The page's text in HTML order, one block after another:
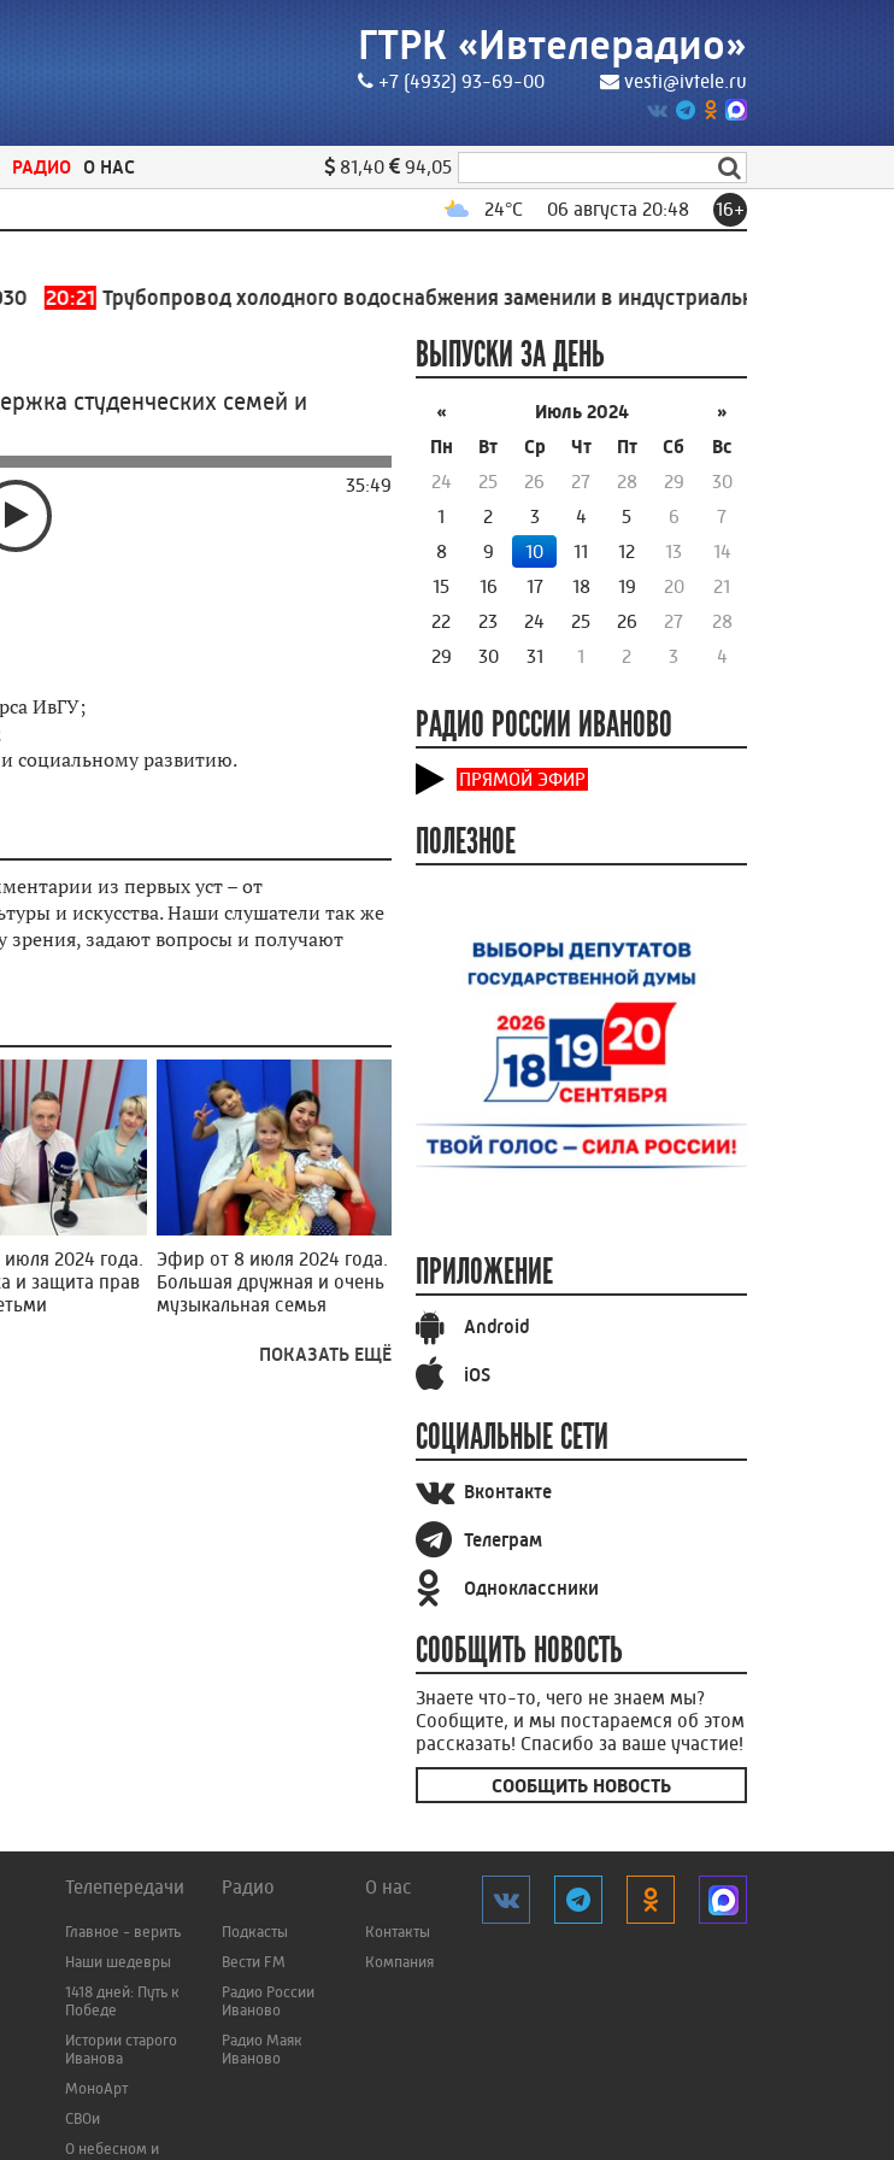
ГТРК «Ивтелерадио»
+7 (4932) 93-69-00 vesti@ivtele.ru
РАДИО О НАС 81,40
94,05
24°C 06 августа 20:48 16+
20:21 Трубопровод холодного водоснабжения заменили в индустриальном парке Родники
студенческих семей и
35:49
ИвГУ;
социальному развитию.
из первых уст – от
и искусства. Наши слушатели так же
зрения, задают вопросы и получают
2024 года.
и защита прав
Эфир от 8 июля 2024 года.
Большая дружная и очень
музыкальная семья
ПОКАЗАТЬ ЕЩЁ
ВЫПУСКИ ЗА ДЕНЬ
« Июль 2024
»
Пн
Вт Ср Чт Пт Сб
Вс
24
25 26 27 28 29
30
1
2 3 4 5 6
7
8
9 10 11 12 13
14
15
16 17 18 19 20
21
22
23 24 25 26 27
28
29
30 31 1 2 3 4
РАДИО РОССИИ ИВАНОВО
ПРЯМОЙ ЭФИР
ПОЛЕЗНОЕ
ПРИЛОЖЕНИЕ
Android
iOS
СОЦИАЛЬНЫЕ СЕТИ
Вконтакте
Телеграм
Одноклассники
СООБЩИТЬ НОВОСТЬ
Знаете что-то, чего не знаем мы?
Сообщите, и мы постараемся об этом
рассказать! Спасибо за ваше участие!
СООБЩИТЬ НОВОСТЬ
Телепередачи
Главное - верить
Наши шедевры
1418 дней: Путь к
Победе
Истории старого
Иванова
МоноАрт
СВОи
О небесном и
Радио
Подкасты
Вести FM
Радио России
Иваново
Радио Маяк
Иваново
О нас
Контакты
Компания